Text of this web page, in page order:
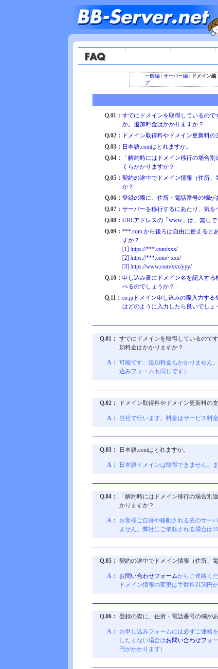
一般編| サーバー編| ドメイン編
プ
Q.01： すでにドメインを取得しているの
か。追加料金はかかりますか？
Q.02： ドメイン取得料やドメイン更新料の
Q.03： 日本語.comはとれますか。
Q.04：
「解約時にはドメイン移行の場合
くらかかりますか？
Q.05： 契約の途中でドメイン情報（住所
か？
Q.06： 登録の際に、住所・電話番号の欄
Q.07： サーバーを移行するにあたり、気
Q.08： URLアドレスの「www」は、無し
Q.09： ***.com から後ろは自由に使えると
すか？
[1] https://***.com/xxx/
[2] https://***.com/~xxx/
[3] https://www.com/xxx/yyy/
Q.10： 申し込み書にドメイン名を記入す
べるのでしょうか？
Q.11： co.jpドメイン申し込みの際入力す
はどのように入力したら良いでしょ
Q.01： すでにドメインを取得しているので
加料金はかかりますか？
A： 可能です、追加料金もかかりません
込みフォームも同じです）
Q.02： ドメイン取得料やドメイン更新料の
A： 当社で行います。料金はサービス料
Q.03： 日本語.comはとれますか。
A： 日本語ドメインは取得できません。
Q.04：
「解約時にはドメイン移行の場合
かりますか？
A：
お客様ご自身や移動される先のサー
ません。弊社にご依頼される場合は
Q.05： 契約の途中でドメイン情報（住所、
A： お問い合わせフォームからご連絡く
ドメイン情報の変更は手数料3150円
Q.06： 登録の際に、住所・電話番号の欄が
A：
お申し込みフォームには必ずご連絡
したくない場合はお問い合わせフォ
円がかかります）